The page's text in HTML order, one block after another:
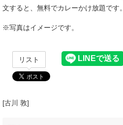
文すると、無料でカレーかけ放題です。
※写真はイメージです。
リスト
[古川 敦]